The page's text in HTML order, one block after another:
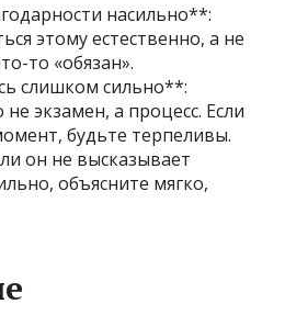
насильно**:
этому естественно, а не
то «обязан».
слишком сильно**:
экзамен, а процесс. Если
будьте терпеливы.
он не высказывает
объясните мягко,